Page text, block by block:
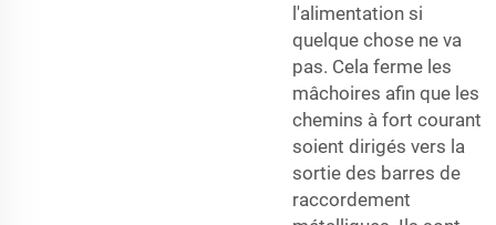
l'alimentation si
quelque chose ne va
pas. Cela ferme les
mâchoires afin que les
chemins à fort courant
soient dirigés vers la
sortie des barres de
raccordement